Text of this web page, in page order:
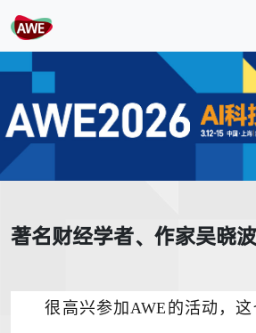
著名财经学者、作家吴晓
很高兴参加AWE 的活动，